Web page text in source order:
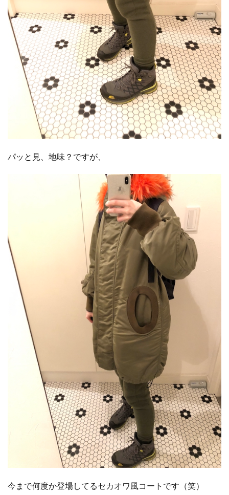
パッと見、地味？ですが、
今まで何度か登場してるセカオワ風コートです（笑）